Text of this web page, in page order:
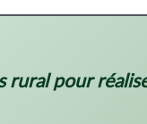
rural pour